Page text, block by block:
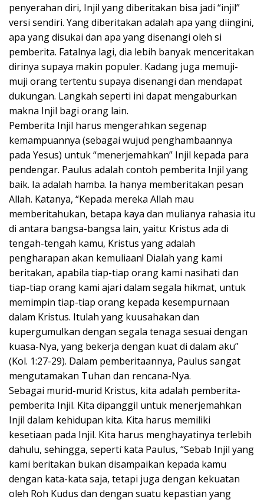
penyerahan diri, Injil yang diberitakan bisa jadi “injil”
versi sendiri. Yang diberitakan adalah apa yang diingini,
apa yang disukai dan apa yang disenangi oleh si
pemberita. Fatalnya lagi, dia lebih banyak menceritakan
dirinya supaya makin populer. Kadang juga memuji-
muji orang tertentu supaya disenangi dan mendapat
dukungan. Langkah seperti ini dapat mengaburkan
makna Injil bagi orang lain.
Pemberita Injil harus mengerahkan segenap
kemampuannya (sebagai wujud penghambaannya
pada Yesus) untuk “menerjemahkan” Injil kepada para
pendengar. Paulus adalah contoh pemberita Injil yang
baik. Ia adalah hamba. Ia hanya memberitakan pesan
Allah. Katanya, “Kepada mereka Allah mau
memberitahukan, betapa kaya dan mulianya rahasia itu
di antara bangsa-bangsa lain, yaitu: Kristus ada di
tengah-tengah kamu, Kristus yang adalah
pengharapan akan kemuliaan! Dialah yang kami
beritakan, apabila tiap-tiap orang kami nasihati dan
tiap-tiap orang kami ajari dalam segala hikmat, untuk
memimpin tiap-tiap orang kepada kesempurnaan
dalam Kristus. Itulah yang kuusahakan dan
kupergumulkan dengan segala tenaga sesuai dengan
kuasa-Nya, yang bekerja dengan kuat di dalam aku”
(Kol. 1:27-29). Dalam pemberitaannya, Paulus sangat
mengutamakan Tuhan dan rencana-Nya.
Sebagai murid-murid Kristus, kita adalah pemberita-
pemberita Injil. Kita dipanggil untuk menerjemahkan
Injil dalam kehidupan kita. Kita harus memiliki
kesetiaan pada Injil. Kita harus menghayatinya terlebih
dahulu, sehingga, seperti kata Paulus, “Sebab Injil yang
kami beritakan bukan disampaikan kepada kamu
dengan kata-kata saja, tetapi juga dengan kekuatan
oleh Roh Kudus dan dengan suatu kepastian yang